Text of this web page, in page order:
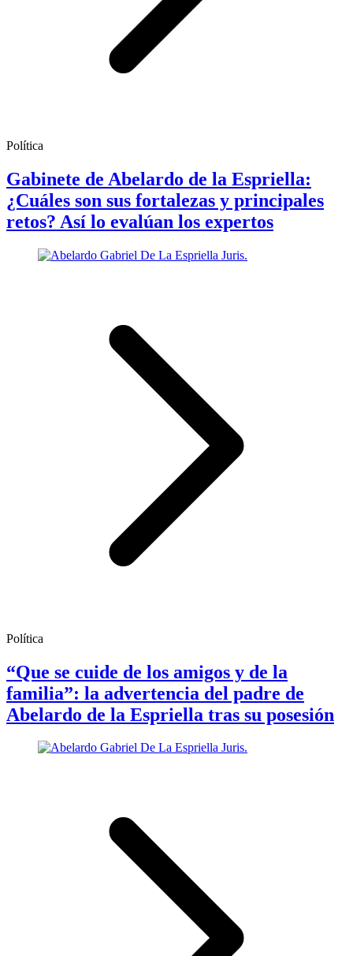
Política
Gabinete de Abelardo de la Espriella:
¿Cuáles son sus fortalezas y principales
retos? Así lo evalúan los expertos
Política
“Que se cuide de los amigos y de la
familia”: la advertencia del padre de
Abelardo de la Espriella tras su posesión